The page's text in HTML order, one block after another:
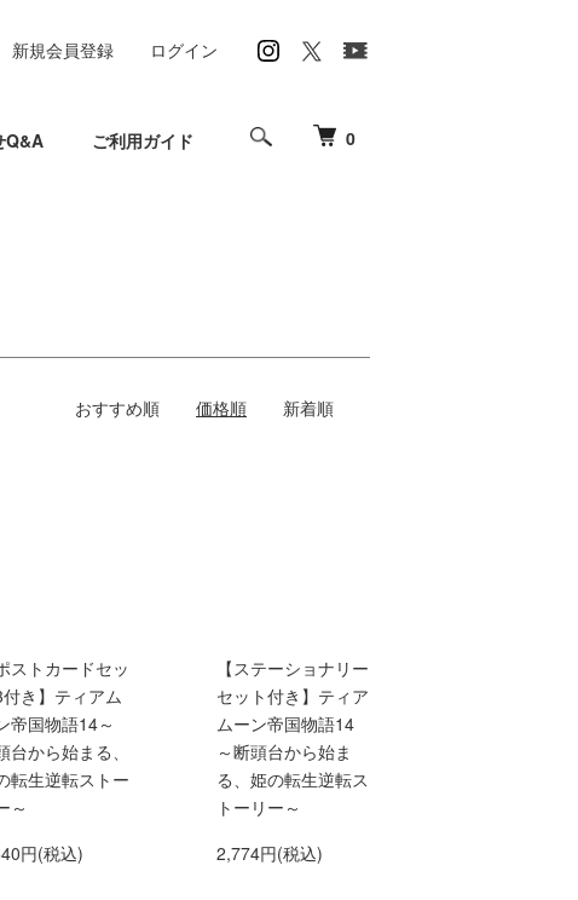
0
Q&A ご利用ガイド
新規会員登録 ログイン
おすすめ順 価格順 新着順
ストカードセッ
付き】ティアム
帝国物語14～
台から始まる、
転生逆転ストー
～
円(税込)
【ステーショナリー
セット付き】ティア
ムーン帝国物語14
～断頭台から始ま
る、姫の転生逆転ス
トーリー～
2,774円(税込)